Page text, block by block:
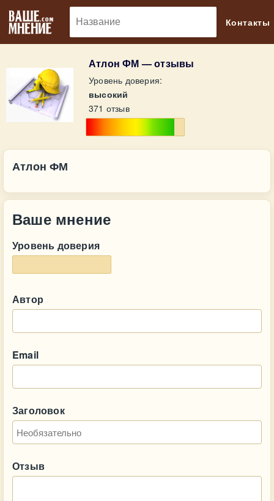
Контакты
Атлон ФМ — отзывы
Уровень доверия:
высокий
371 отзыв
Атлон ФМ
Ваше мнение
Уровень доверия
Автор
Email
Заголовок
Отзыв